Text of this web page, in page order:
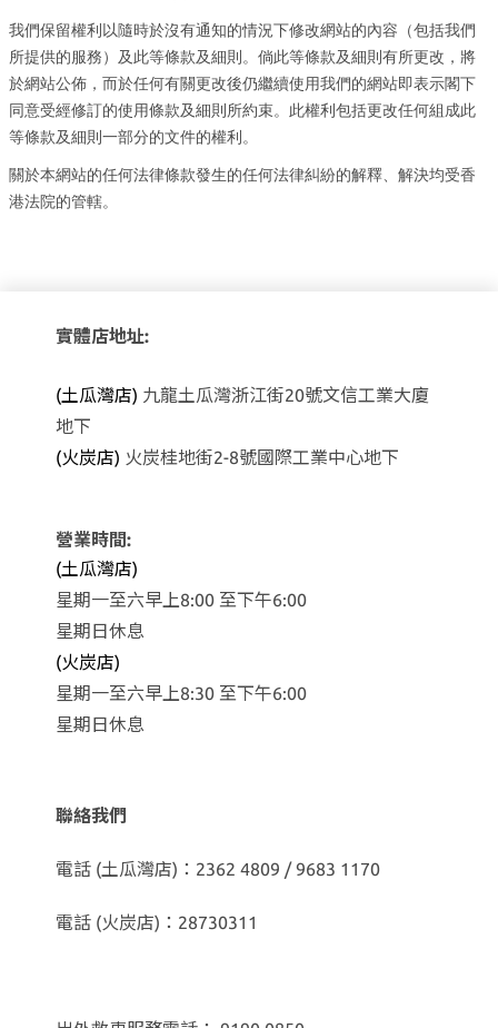
我們保留權利以隨時於沒有通知的情況下修改網站的內容（包括我們
所提供的服務）及此等條款及細則。倘此等條款及細則有所更改，將
於網站公佈，而於任何有關更改後仍繼續使用我們的網站即表示閣下
同意受經修訂的使用條款及細則所約束。此權利包括更改任何組成此
等條款及細則一部分的文件的權利。
關於本網站的任何法律條款發生的任何法律糾紛的解釋、解決均受香
港法院的管轄。
實體店地址:
(土瓜灣店) 九龍土瓜灣浙江街20號文信工業大廈
地下
(火炭店) 火炭桂地街2-8號國際工業中心地下
營業時間:
(土瓜灣店)
星期一至六早上8:00 至下午6:00
星期日休息
(火炭店)
星期一至六早上8:30 至下午6:00
星期日休息
聯絡我們
電話 (土瓜灣店)：2362 4809 / 9683 1170
電話 (火炭店)：28730311